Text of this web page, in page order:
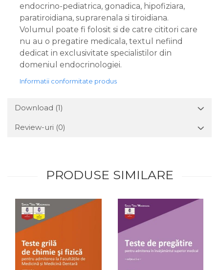
endocrino-pediatrica, gonadica, hipofiziara,
paratiroidiana, suprarenala si tiroidiana.
Volumul poate fi folosit si de catre cititori care
nu au o pregatire medicala, textul nefiind
dedicat in exclusivitate specialistilor din
domeniul endocrinologiei.
Informatii conformitate produs
Download (1)
Review-uri (0)
PRODUSE SIMILARE